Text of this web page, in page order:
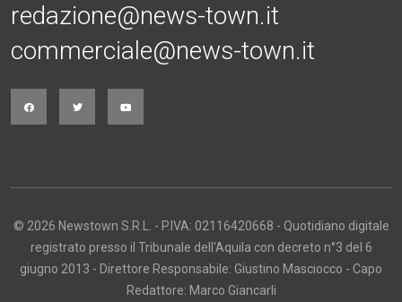
redazione@news-town.it
commerciale@news-town.it
© 2026 Newstown S.R.L. - P.IVA: 02116420668 - Quotidiano digitale
registrato presso il Tribunale dell'Aquila con decreto n°3 del 6
giugno 2013 - Direttore Responsabile: Giustino Masciocco - Capo
Redattore: Marco Giancarli